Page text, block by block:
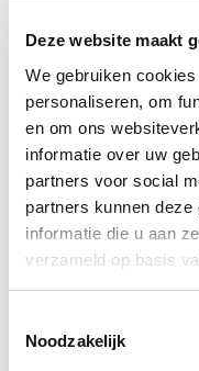
Deze website maakt
We gebruiken
personaliseren, om
en om ons
informatie over uw
partners voor social
partners kunnen
informatie die u aan
verzameld op basis
Noodzakelijk
TeamNL/
De KNBB Sectie
Carambole
33 districten